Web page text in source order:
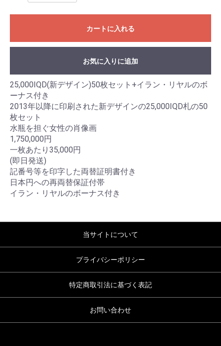
カートに入れる
お気に入りに追加
25,000IQD(新デザイン)50枚セット+イラン・リヤルのボ
ーナス付き
2013年以降に印刷された新デザインの25,000IQD札の50
枚セット
水瓶を担ぐ女性の肖像画
1,750,000円
一枚あたり35,000円
(即日発送)
記番号等を印字した両替証明書付き
日本円への再両替保証付帯
イラン・リヤルのボーナス付き
当サイトについて
プライバシーポリシー
特定商取引法に基づく表記
お問い合わせ